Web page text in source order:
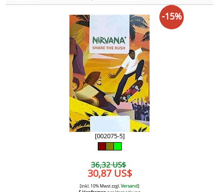
[002075-5]
36,32 US$
30,87 US$
[inkl. 10% Mwst zzgl.Versand]
-15%